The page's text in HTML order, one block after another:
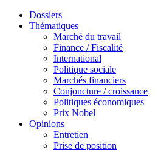
Dossiers
Thématiques
Marché du travail
Finance / Fiscalité
International
Politique sociale
Marchés financiers
Conjoncture / croissance
Politiques économiques
Prix Nobel
Opinions
Entretien
Prise de position